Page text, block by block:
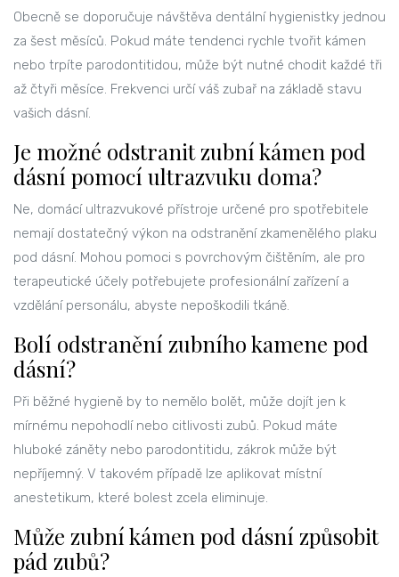
Obecně se doporučuje návštěva dentální hygienistky jednou
za šest měsíců. Pokud máte tendenci rychle tvořit kámen
nebo trpíte parodontitidou, může být nutné chodit každé tři
až čtyři měsíce. Frekvenci určí váš zubař na základě stavu
vašich dásní.
Je možné odstranit zubní kámen pod
dásní pomocí ultrazvuku doma?
Ne, domácí ultrazvukové přístroje určené pro spotřebitele
nemají dostatečný výkon na odstranění zkamenělého plaku
pod dásní. Mohou pomoci s povrchovým čištěním, ale pro
terapeutické účely potřebujete profesionální zařízení a
vzdělání personálu, abyste nepoškodili tkáně.
Bolí odstranění zubního kamene pod
dásní?
Při běžné hygieně by to nemělo bolět, může dojít jen k
mírnému nepohodlí nebo citlivosti zubů. Pokud máte
hluboké záněty nebo parodontitidu, zákrok může být
nepříjemný. V takovém případě lze aplikovat místní
anestetikum, které bolest zcela eliminuje.
Může zubní kámen pod dásní způsobit
pád zubů?